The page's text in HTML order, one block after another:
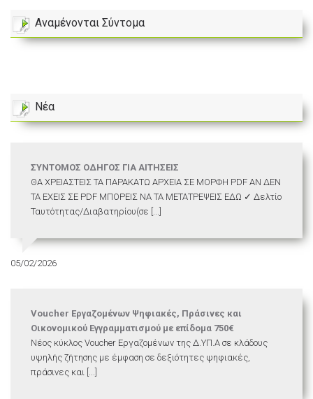
Αναμένονται Σύντομα
Νέα
ΣΥΝΤΟΜΟΣ ΟΔΗΓΟΣ ΓΙΑ ΑΙΤΗΣΕΙΣ
ΘΑ ΧΡΕΙΑΣΤΕΙΣ ΤΑ ΠΑΡΑΚΑΤΩ ΑΡΧΕΙΑ ΣΕ ΜΟΡΦΗ PDF ΑΝ ΔΕΝ
ΤΑ ΕΧΕΙΣ ΣΕ PDF ΜΠΟΡΕΙΣ ΝΑ ΤΑ ΜΕΤΑΤΡΕΨΕΙΣ ΕΔΩ ✓ Δελτίο
Ταυτότητας/Διαβατηρίου(σε [...]
05/02/2026
Voucher Εργαζομένων Ψηφιακές, Πράσινες και
Οικονομικού Εγγραμματισμού με επίδομα 750€
Νέος κύκλος Voucher Εργαζομένων της Δ.ΥΠ.Α σε κλάδους
υψηλής ζήτησης με έμφαση σε δεξιότητες ψηφιακές,
πράσινες και [...]